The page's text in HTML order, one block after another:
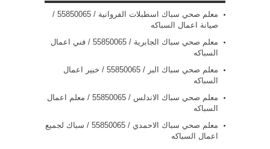
معلم صحي سباك اسطبلات الفروانية / 55850065 /
صيانة اعمال السباكه
معلم صحي سباك الجابرية / 55850065 / فني اعمال
السباكه
معلم صحي سباك البر / 55850065 / خبير اعمال
السباكه
معلم صحي سباك الاندلس / 55850065 / معلم اعمال
السباكه
معلم صحي سباك الاحمدي / 55850065 / سباك لجميع
اعمال السباكه